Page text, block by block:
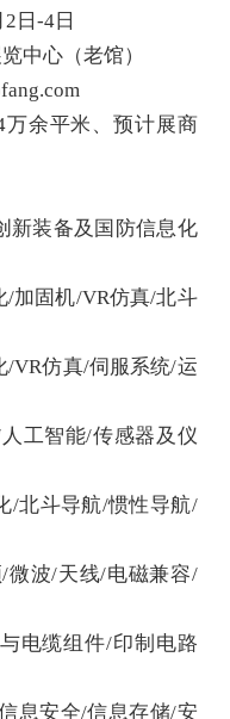
日-4日
中心（老馆）
万余平米、预计展商
新装备及国防信息化
/加固机/VR仿真/北斗
/VR仿真/伺服系统/运
工智能/传感器及仪
/北斗导航/惯性导航/
微波/天线/电磁兼容/
电缆组件/印制电路
息安全/信息存储/安